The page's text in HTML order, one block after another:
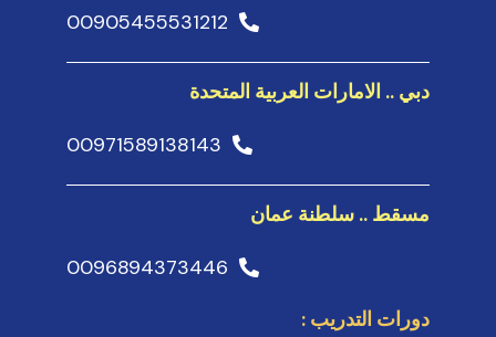
00905455531212
دبي .. الامارات العربية المتحدة
00971589138143
مسقط .. سلطنة عمان
0096894373446
دورات التدريب :